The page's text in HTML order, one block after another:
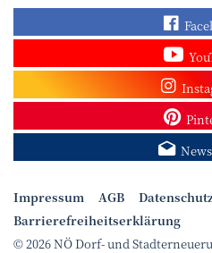
Impressum AGB
Barrierefreiheitserklärung
© 2026 NÖ Dorf- und